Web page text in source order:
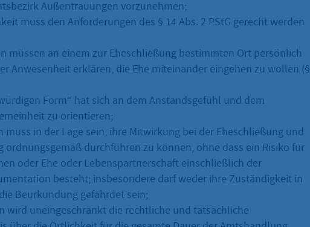
Außentrauungen vorzunehmen;
muss den Anforderungen des § 14 Abs. 2 PStG gerecht werden
müssen an einem zur Eheschließung bestimmten Ort persönlich
Anwesenheit erklären, die Ehe miteinander eingehen zu wollen (§
Form“ hat sich an dem Anstandsgefühl und dem
zu orientieren;
muss in der Lage sein, ihre Mitwirkung bei der Eheschließung und
ordnungsgemäß durchführen zu können, ohne dass ein Risiko für
oder Ehe oder Lebenspartnerschaft einschließlich der
besteht; insbesondere darf weder ihre Zuständigkeit in
Beurkundung gefährdet sein;
wird uneingeschränkt die rechtliche und tatsächliche